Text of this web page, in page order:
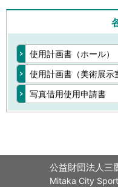
使用計画書（ホール）
使用計画書（美術展示
写真借用使用申請書
公益財団法人三
Mitaka City